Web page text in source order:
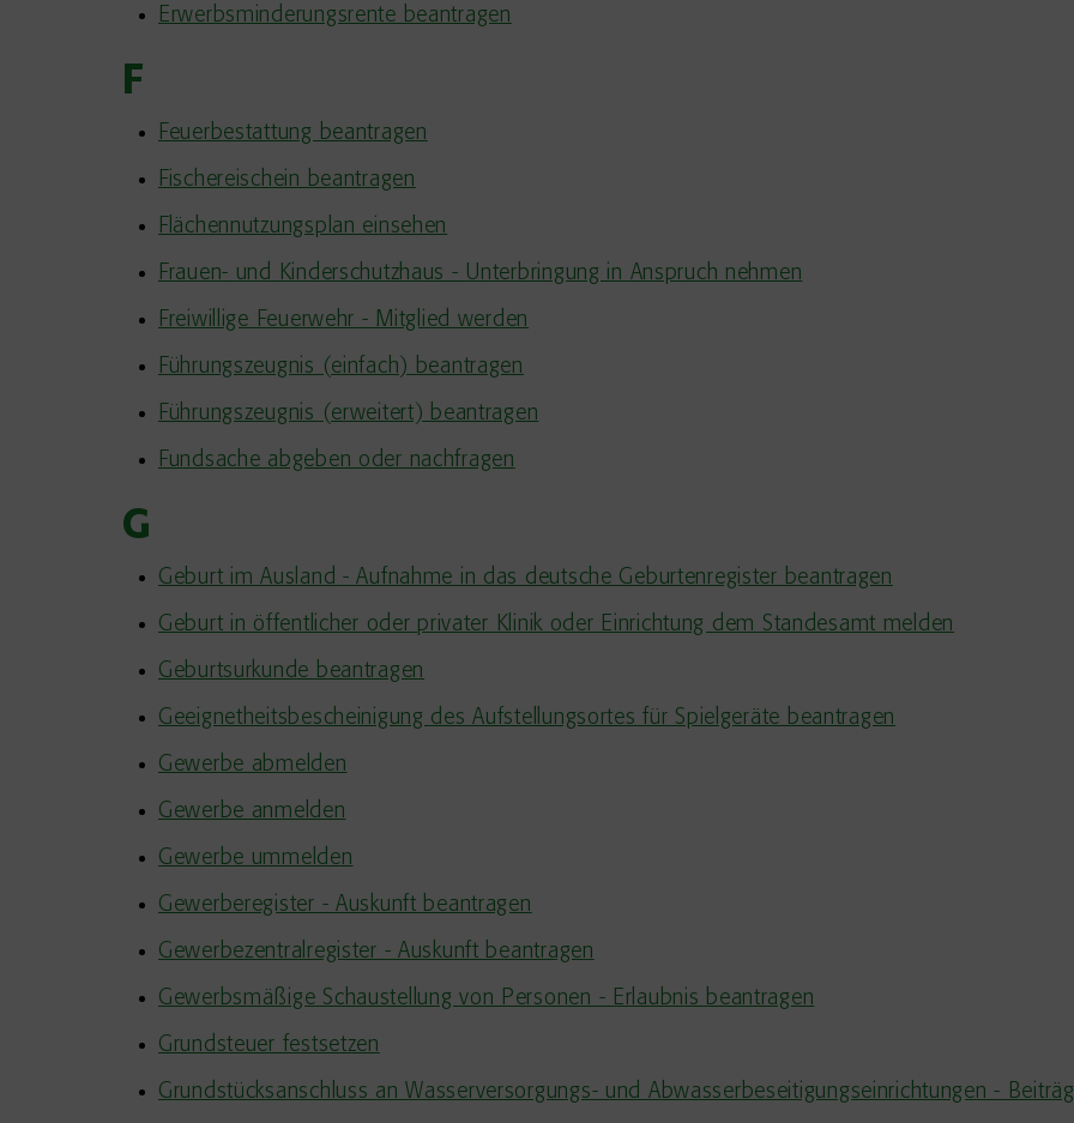
Erwerbsminderungsrente beantragen
F
Feuerbestattung beantragen
Fischereischein beantragen
Flächennutzungsplan einsehen
Frauen- und Kinderschutzhaus - Unterbringung in Anspruch nehmen
Freiwillige Feuerwehr - Mitglied werden
Führungszeugnis (einfach) beantragen
Führungszeugnis (erweitert) beantragen
Fundsache abgeben oder nachfragen
G
Geburt im Ausland - Aufnahme in das deutsche Geburtenregister beantragen
Geburt in öffentlicher oder privater Klinik oder Einrichtung dem Standesamt melden
Geburtsurkunde beantragen
Geeignetheitsbescheinigung des Aufstellungsortes für Spielgeräte beantragen
Gewerbe abmelden
Gewerbe anmelden
Gewerbe ummelden
Gewerberegister - Auskunft beantragen
Gewerbezentralregister - Auskunft beantragen
Gewerbsmäßige Schaustellung von Personen - Erlaubnis beantragen
Grundsteuer festsetzen
Grundstücksanschluss an Wasserversorgungs- und Abwasserbeseitigungseinrichtungen -